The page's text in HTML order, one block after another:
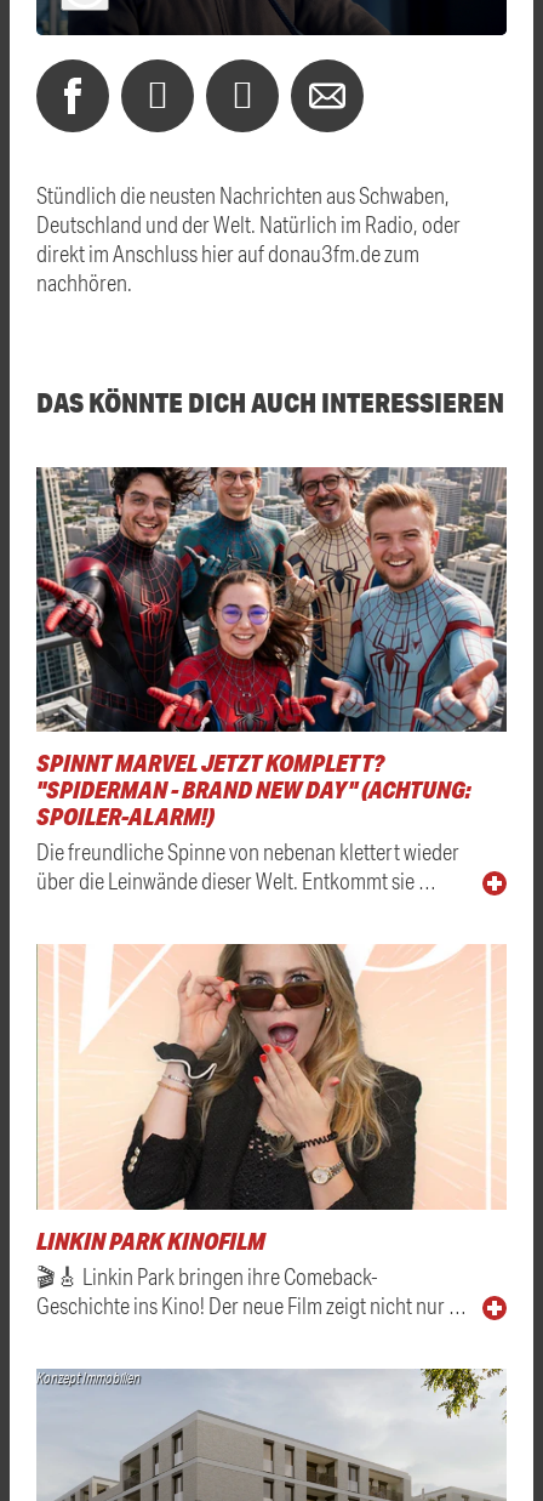
Stündlich die neusten Nachrichten aus Schwaben,
Deutschland und der Welt. Natürlich im Radio, oder
direkt im Anschluss hier auf donau3fm.de zum
nachhören.
DAS KÖNNTE DICH AUCH INTERESSIEREN
SPINNT MARVEL JETZT KOMPLETT?
"SPIDERMAN - BRAND NEW DAY" (ACHTUNG:
SPOILER-ALARM!)
Die freundliche Spinne von nebenan klettert wieder
über die Leinwände dieser Welt. Entkommt sie …
LINKIN PARK KINOFILM
🎬🎸 Linkin Park bringen ihre Comeback-
Geschichte ins Kino! Der neue Film zeigt nicht nur …
Konzept Immobilien